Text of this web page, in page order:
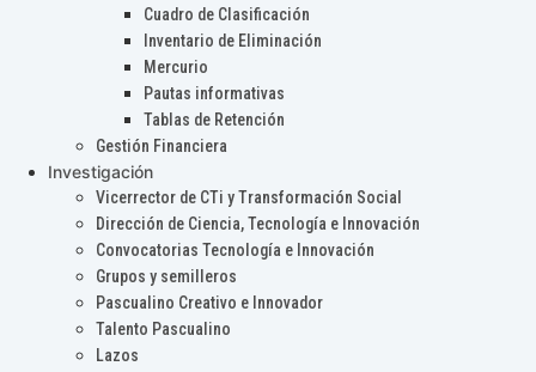
Cuadro de Clasificación
Inventario de Eliminación
Mercurio
Pautas informativas
Tablas de Retención
Gestión Financiera
Investigación
Vicerrector de CTi y Transformación Social
Dirección de Ciencia, Tecnología e Innovación
Convocatorias Tecnología e Innovación
Grupos y semilleros
Pascualino Creativo e Innovador
Talento Pascualino
Lazos